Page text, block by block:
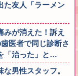
た友人「ラーメン
が消えた！訴え
医者で同じ診断さ
「治った」と…
男性スタッフ。